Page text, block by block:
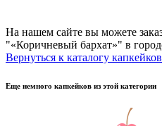
На нашем сайте вы можете
"«Коричневый бархат»" в
Вернуться к каталогу капкейков
Еще немного капкейков из этой категории